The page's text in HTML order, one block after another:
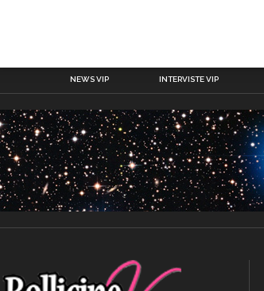
NEWS VIP INTERVISTE VIP